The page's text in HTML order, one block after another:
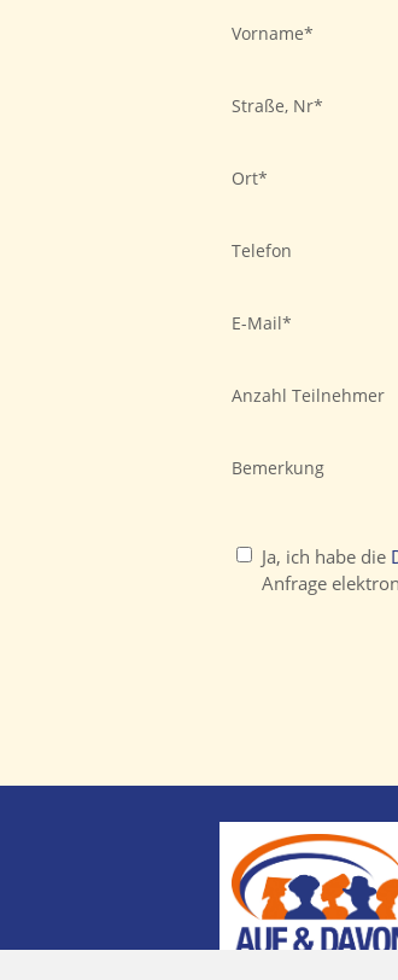
Vorname
Straße, Nr
Ort
Telefon
E-Mail
Anzahl Teilnehmer
Bemerkung
Ja, ich habe die
Anfrage